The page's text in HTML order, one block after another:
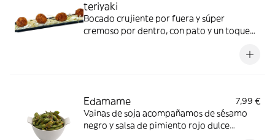
teriyaki
Bocado crujiente por fuera y súper
cremoso por dentro, con pato y un toque
Edamame
7,99 €
Vainas de soja acompañamos de sésamo
negro y salsa de pimiento rojo dulce